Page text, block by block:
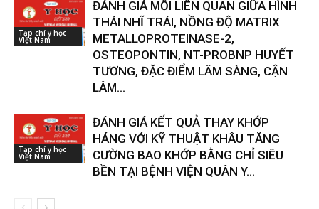
Tạp chí y học
Việt Nam
ĐÁNH GIÁ MỐI LIÊN QUAN GIỮA HÌNH
THÁI NHĨ TRÁI, NỒNG ĐỘ MATRIX
METALLOPROTEINASE-2,
OSTEOPONTIN, NT-PROBNP HUYẾT
TƯƠNG, ĐẶC ĐIỂM LÂM SÀNG, CẬN
LÂM...
Tạp chí y học
Việt Nam
ĐÁNH GIÁ KẾT QUẢ THAY KHỚP
HÁNG VỚI KỸ THUẬT KHÂU TĂNG
CƯỜNG BAO KHỚP BẰNG CHỈ SIÊU
BỀN TẠI BỆNH VIỆN QUÂN Y...